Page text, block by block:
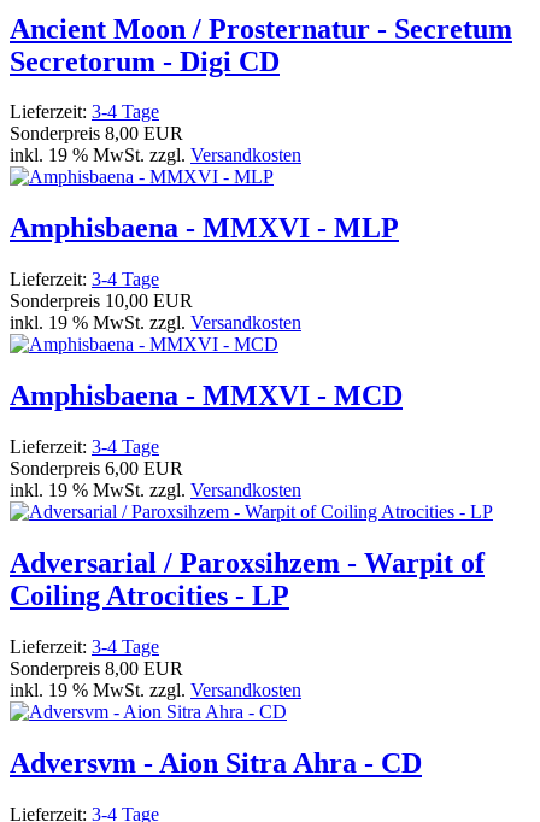
Ancient Moon / Prosternatur - Secretum
Secretorum - Digi CD
Lieferzeit: 3-4 Tage
Sonderpreis 8,00 EUR
inkl. 19 % MwSt. zzgl. Versandkosten
Amphisbaena - MMXVI - MLP
Lieferzeit: 3-4 Tage
Sonderpreis 10,00 EUR
inkl. 19 % MwSt. zzgl. Versandkosten
Amphisbaena - MMXVI - MCD
Lieferzeit: 3-4 Tage
Sonderpreis 6,00 EUR
inkl. 19 % MwSt. zzgl. Versandkosten
Adversarial / Paroxsihzem - Warpit of
Coiling Atrocities - LP
Lieferzeit: 3-4 Tage
Sonderpreis 8,00 EUR
inkl. 19 % MwSt. zzgl. Versandkosten
Adversvm - Aion Sitra Ahra - CD
Lieferzeit: 3-4 Tage